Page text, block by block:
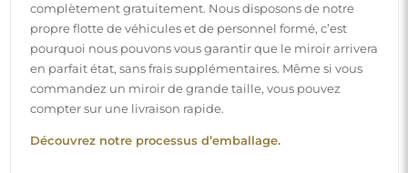
Montage facile
Nous nous chargeons de la fabrication et de la livraison
des miroirs, tandis que l’installation est à votre
responsabilité. Étant donné les particularités de chaque
espace, nous ne proposons pas d’accessoires de montage
standards. Cela vous offre la liberté de sélectionner les